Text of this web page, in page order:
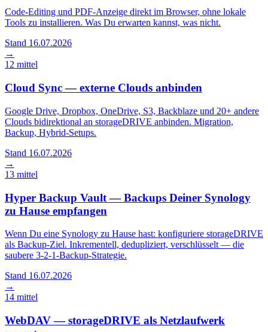
Code-Editing und PDF-Anzeige direkt im Browser, ohne lokale
Tools zu installieren. Was Du erwarten kannst, was nicht.
Stand 16.07.2026
→
12 mittel
Cloud Sync — externe Clouds anbinden
Google Drive, Dropbox, OneDrive, S3, Backblaze und 20+ andere
Clouds bidirektional an storageDRIVE anbinden. Migration,
Backup, Hybrid-Setups.
Stand 16.07.2026
→
13 mittel
Hyper Backup Vault — Backups Deiner Synology
zu Hause empfangen
Wenn Du eine Synology zu Hause hast: konfiguriere storageDRIVE
als Backup-Ziel. Inkrementell, dedupliziert, verschlüsselt — die
saubere 3-2-1-Backup-Strategie.
Stand 16.07.2026
→
14 mittel
WebDAV — storageDRIVE als Netzlaufwerk